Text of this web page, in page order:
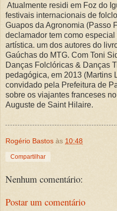
Atualmente residi em Foz do
festivais internacionais de
Guapos da Agronomia (Passo
declamador tem como
artística. um dos autores do
Gaúchas do MTG. Com Toni
Danças Folclóricas & Danças
pedagógica, em 2013 (Martins
convidado pela Prefeitura de
sobre os viajantes franceses
Auguste de Saint Hilaire.
Rogério Bastos às 10:48
Compartilhar
Nenhum comentário:
Postar um comentário